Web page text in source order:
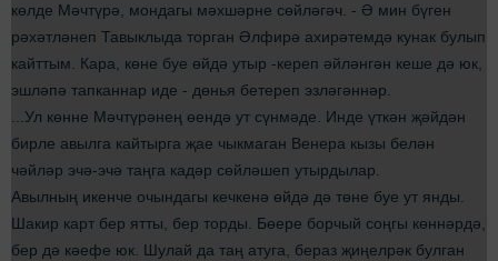
көлде Мәчтүрә, мондагы мәхшәрне сөйләгәч. - Ә мин бүген
рәхәтләнеп Тавыклыда торган Әлфирә ахирәтемдә кунак булып
кайттым. Кара, көне буе өйдә утыр -кереп әйләнгән кеше дә юк,
эшләпә тапканнар иде - дөнья бетереп эзләгәннәр.
...Ул көнне Мәчтүрәнең өендә ут сүнмәде. Инде үткән җәйдән
бирле авылга кайтырга җае чыкмаган Венера кызы белән
чәйләр эчә-эчә таңга кадәр сөйләшеп утырдылар.
Авылның икенче очындагы кечкенә өйдә дә төне буе ут янды.
Шакир карт бер ятты, бер торды. Бөере борчый соңгы көннәрдә,
бер дә кәефе юк. Шулай да таң атуга, бераз җиңелрәк булган